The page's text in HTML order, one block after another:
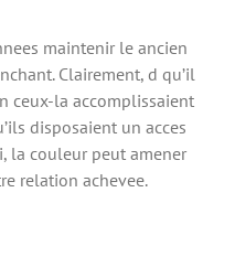
maintenir le ancien
Clairement, d qu’il
ceux-la accomplissaient
disposaient un acces
la couleur peut amener
relation achevee.